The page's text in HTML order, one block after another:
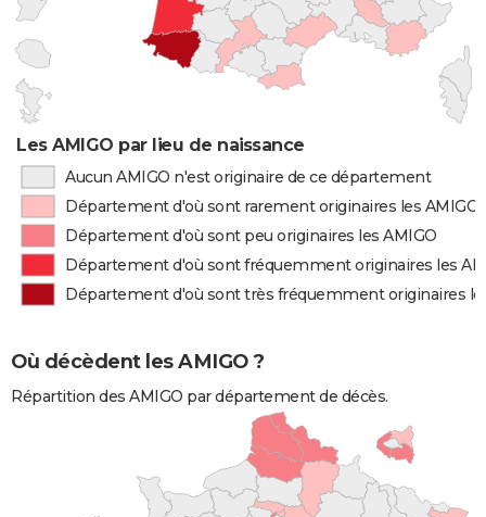
Les AMIGO par lieu de naissance
Aucun AMIGO n'est originaire de ce département
Département d'où sont rarement originaires les AMIGO
Département d'où sont peu originaires les AMIGO
Département d'où sont fréquemment originaires les
Département d'où sont très fréquemment originaires
Où décèdent les AMIGO ?
Répartition des AMIGO par département de décès.